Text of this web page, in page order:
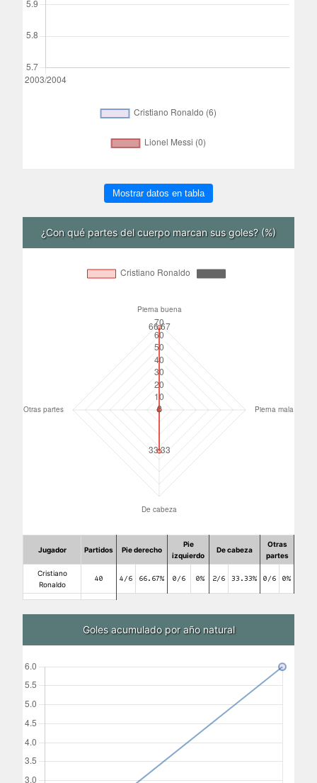
Mostrar datos en tabla
¿Con qué partes del cuerpo marcan sus goles? (%)
Jugador Partidos Pie derecho
Pie
izquierdo
De cabeza
Otras
partes
Cristiano
Ronaldo
40 4/6 66.67% 0/6 0% 2/6 33.33% 0/6 0%
Goles acumulado por año natural